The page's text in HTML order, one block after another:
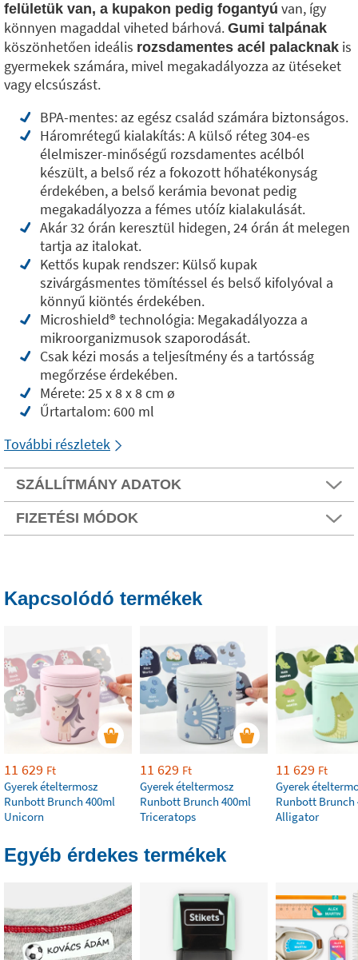
felületük van, a kupakon pedig fogantyú van, így
könnyen magaddal viheted bárhová. Gumi talpának
köszönhetően ideális rozsdamentes acél palacknak is
gyermekek számára, mivel megakadályozza az ütéseket
vagy elcsúszást.
BPA-mentes: az egész család számára biztonságos.
Háromrétegű kialakítás: A külső réteg 304-es
élelmiszer-minőségű rozsdamentes acélból
készült, a belső réz a fokozott hőhatékonyság
érdekében, a belső kerámia bevonat pedig
megakadályozza a fémes utóíz kialakulását.
Akár 32 órán keresztül hidegen, 24 órán át melegen
tartja az italokat.
Kettős kupak rendszer: Külső kupak
szivárgásmentes tömítéssel és belső kifolyóval a
könnyű kiöntés érdekében.
Microshield®️ technológia: Megakadályozza a
mikroorganizmusok szaporodását.
Csak kézi mosás a teljesítmény és a tartósság
megőrzése érdekében.
Mérete: 25 x 8 x 8 cm ø
Űrtartalom: 600 ml
További részletek
SZÁLLÍTMÁNY ADATOK
FIZETÉSI MÓDOK
Kapcsolódó termékek
11 629 Ft
Gyerek ételtermosz
Runbott Brunch 400ml
Unicorn
11 629 Ft
Gyerek ételtermosz
Runbott Brunch 400ml
Triceratops
11 629 Ft
Gyerek
Runbott Brunch
Alligator
Egyéb érdekes termékek